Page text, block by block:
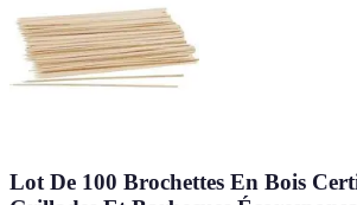
Lot De 100 Brochettes En Bois